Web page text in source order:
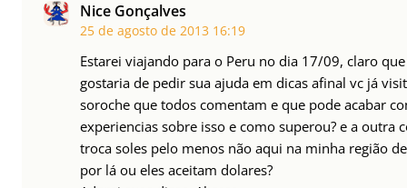
Nice Gonçalves
25 de agosto de 2013 16:19
Estarei viajando para o Peru no dia 17/09, claro
gostaria de pedir sua ajuda em dicas afinal vc já
soroche que todos comentam e que pode acabar
experiencias sobre isso e como superou? e a outra
troca soles pelo menos não aqui na minha região
por lá ou eles aceitam dolares?